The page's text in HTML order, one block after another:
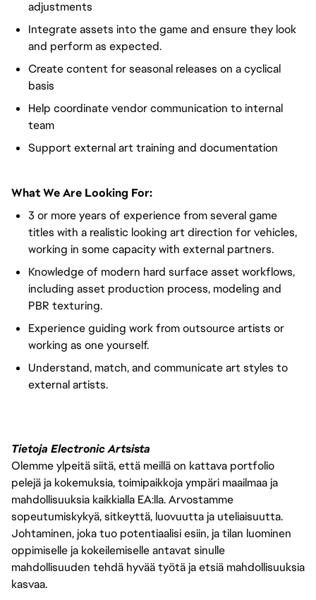
adjustments
Integrate assets into the game and ensure they look
and perform as expected.
Create content for seasonal releases on a cyclical
basis
Help coordinate vendor communication to internal
team
Support external art training and documentation
What We Are Looking For:
3 or more years of experience from several game
titles with a realistic looking art direction for vehicles,
working in some capacity with external partners.
Knowledge of modern hard surface asset workflows,
including asset production process, modeling and
PBR texturing.
Experience guiding work from outsource artists or
working as one yourself.
Understand, match, and communicate art styles to
external artists.
Tietoja Electronic Artsista
Olemme ylpeitä siitä, että meillä on kattava portfolio
pelejä ja kokemuksia, toimipaikkoja ympäri maailmaa ja
mahdollisuuksia kaikkialla EA:lla. Arvostamme
sopeutumiskykyä, sitkeyttä, luovuutta ja uteliaisuutta.
Johtaminen, joka tuo potentiaalisi esiin, ja tilan luominen
oppimiselle ja kokeilemiselle antavat sinulle
mahdollisuuden tehdä hyvää työtä ja etsiä mahdollisuuksia
kasvaa.